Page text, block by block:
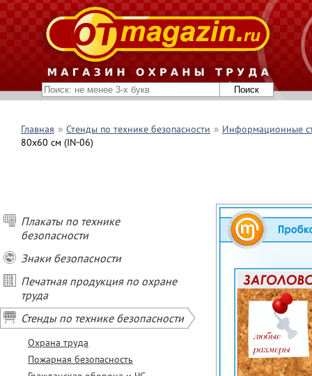
Главная Стенды по технике безопасности
Информационные
80х60 см (IN-06)
Плакаты по технике
безопасности
Знаки безопасности
Печатная продукция по охране
труда
Стенды по технике безопасности
Охрана труда
Пожарная безопасность